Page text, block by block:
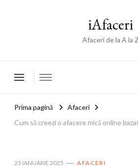
iAfaceri
Afaceri de la A la Z
Prima pagină
Afaceri
Cum să creezi o afacere mică online
25 IANUARIE 2025 AFACERI